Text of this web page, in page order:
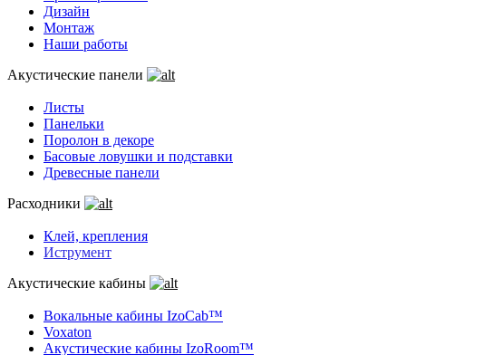
Дизайн
Монтаж
Наши работы
Акустические панели
Листы
Панельки
Поролон в декоре
Басовые ловушки и подставки
Древесные панели
Расходники
Клей, крепления
Иструмент
Акустические кабины
Вокальные кабины IzoCab™
Voxaton
Акустические кабины IzoRoom™